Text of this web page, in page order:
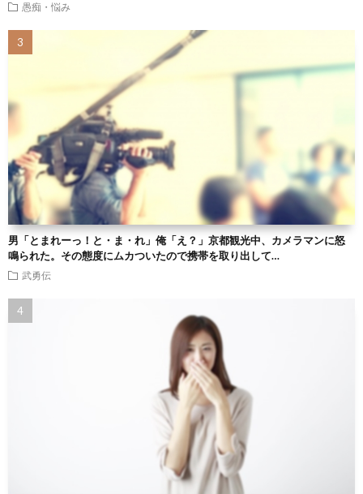
愚痴・悩み
男「とまれーっ！と・ま・れ」俺「え？」京都観光中、カメラマンに怒
鳴られた。その態度にムカついたので携帯を取り出して…
武勇伝